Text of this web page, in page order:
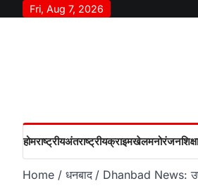
Fri, Aug 7, 2026
होमराष्‍ट्रीयअंतराष्‍ट्रीयक्राइमखेलमनोरंजन
Home धनबाद Dhanbad News: